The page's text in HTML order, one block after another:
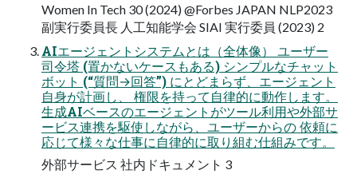
Women In Tech 30 (2024) @Forbes JAPAN NLP2023
副実行委員長 人工知能学会 SIAI 実行委員 (2023) 2
AIエージェントシステムとは（全体像） ユーザー
司令塔 (置かないケースもある) シンプルなチャット
ボット (“質問→回答”) にとどまらず、エージェント
自身が計画し、 権限を持って自律的に動作します。
生成AIベースのエージェントがツール利用や外部サ
ービス連携を駆使しながら、ユーザーからの 依頼に
応じて様々な仕事に自律的に取り組む仕組みです。
外部サービス 社内ドキュメント 3